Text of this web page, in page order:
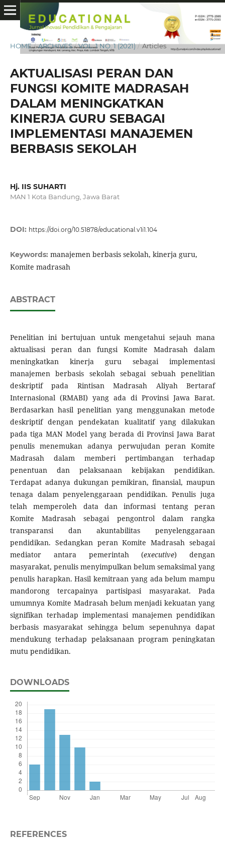
HOME / ARCHIVES / VOL. 1 NO. 1 (2021) / Articles
AKTUALISASI PERAN DAN
FUNGSI KOMITE MADRASAH
DALAM MENINGKATKAN
KINERJA GURU SEBAGAI
IMPLEMENTASI MANAJEMEN
BERBASIS SEKOLAH
Hj. IIS SUHARTI
MAN 1 Kota Bandung, Jawa Barat
DOI: https://doi.org/10.51878/educational.v1i1.104
Keywords: manajemen berbasis sekolah, kinerja guru,
Komite madrasah
ABSTRACT
Penelitian ini bertujuan untuk mengetahui sejauh mana
aktualisasi peran dan fungsi Komite Madrasah dalam
meningkatkan kinerja guru sebagai implementasi
manajemen berbasis sekolah sebagai sebuah penelitian
deskriptif pada Rintisan Madrasah Aliyah Bertaraf
Internasional (RMABI) yang ada di Provinsi Jawa Barat.
Berdasarkan hasil penelitian yang menggunakan metode
deskriptif dengan pendekatan kualitatif yang dilakukan
pada tiga MAN Model yang berada di Provinsi Jawa Barat
penulis menemukan adanya perwujudan peran Komite
Madrasah dalam memberi pertimbangan terhadap
penentuan dan pelaksanaan kebijakan pendidikan.
Terdapat adanya dukungan pemikiran, finansial, maupun
tenaga dalam penyelenggaraan pendidikan. Penulis juga
telah memperoleh data dan informasi tentang peran
Komite Madrasah sebagai pengontrol dalam rangka
transparansi dan akuntabilitas penyelenggaraan
pendidikan. Sedangkan peran Komite Madrasah sebagai
mediator antara pemerintah (executive) dengan
masyarakat, penulis menyimpulkan belum semaksimal yang
penulis harapkan. Hasil kemitraan yang ada belum mampu
mandorong tercapainya partisipasi masyarakat. Pada
umumnya Komite Madrasah belum menjadi kekuatan yang
signifikan terhadap implementasi manajemen pendidikan
berbasis masyarakat sehingga belum sepenuhnya dapat
mendukung terhadap pelaksanaan program peningkatan
mutu pendidikan.
DOWNLOADS
REFERENCES